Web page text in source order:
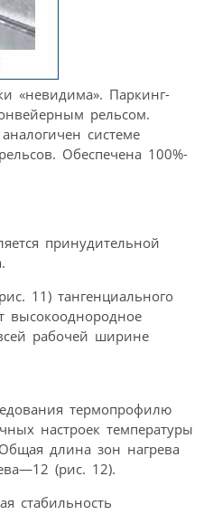
«невидима». Паркинг-
рельсом.
системе
Обеспечена 100%-
принудительной
11) тангенциального
высокооднородное
рабочей ширине
термопрофилю
настроек температуры
длина зон нагрева
(рис. 12).